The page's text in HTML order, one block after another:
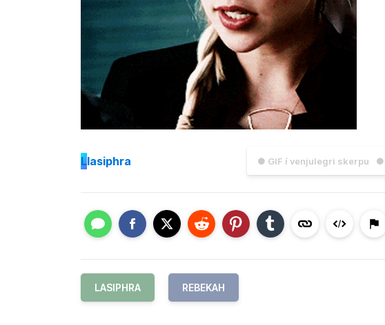
● GIF í venjulegri skerpu ●
Llasiphra
LASIPHRA REBEKAH